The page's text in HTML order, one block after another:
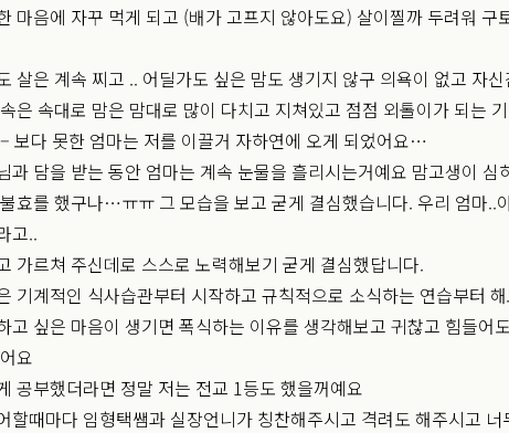
마음에 자꾸 먹게 되고 (배가 고프지 않아도요) 살이찔까 두려워 구
살은 계속 찌고 .. 어딜가도 싶은 맘도 생기지 않구 의욕이 없고 자
은 속대로 맘은 맘대로 많이 다치고 지쳐있고 점점 외톨이가 되는
보다 못한 엄마는 저를 이끌거 자하연에 오게 되었어요…
과 담을 받는 동안 엄마는 계속 눈물을 흘리시는거예요 맘고생이 심
효를 했구나…ㅠㅠ 그 모습을 보고 굳게 결심했습니다. 우리 엄마..
고..
가르쳐 주신데로 스스로 노력해보기 굳게 결심했답니다.
기계적인 식사습관부터 시작하고 규칙적으로 소식하는 연습부터
고 싶은 마음이 생기면 폭식하는 이유를 생각해보고 귀찮고 힘들어
요
공부했더라면 정말 저는 전교 1등도 했을꺼예요
할때마다 임형택쌤과 실장언니가 칭찬해주시고 격려도 해주시고 너